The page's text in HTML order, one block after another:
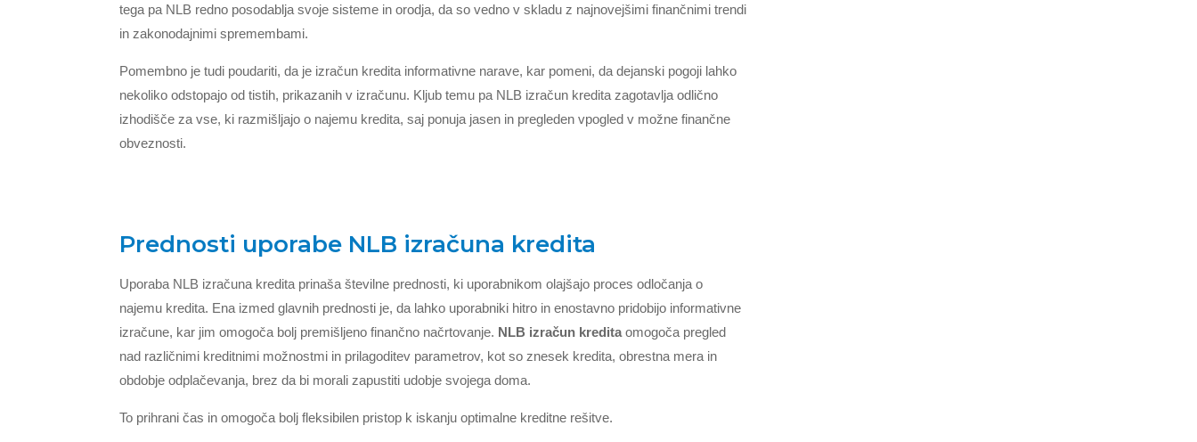
tega pa NLB redno posodablja svoje sisteme in orodja, da so vedno v skladu z najnovejšimi finančnimi trendi
in zakonodajnimi spremembami.
Pomembno je tudi poudariti, da je izračun kredita informativne narave, kar pomeni, da dejanski pogoji lahko
nekoliko odstopajo od tistih, prikazanih v izračunu. Kljub temu pa NLB izračun kredita zagotavlja odlično
izhodišče za vse, ki razmišljajo o najemu kredita, saj ponuja jasen in pregleden vpogled v možne finančne
obveznosti.
Prednosti uporabe NLB izračuna kredita
Uporaba NLB izračuna kredita prinaša številne prednosti, ki uporabnikom olajšajo proces odločanja o
najemu kredita. Ena izmed glavnih prednosti je, da lahko uporabniki hitro in enostavno pridobijo informativne
izračune, kar jim omogoča bolj premišljeno finančno načrtovanje. NLB izračun kredita omogoča pregled
nad različnimi kreditnimi možnostmi in prilagoditev parametrov, kot so znesek kredita, obrestna mera in
obdobje odplačevanja, brez da bi morali zapustiti udobje svojega doma.
To prihrani čas in omogoča bolj fleksibilen pristop k iskanju optimalne kreditne rešitve.